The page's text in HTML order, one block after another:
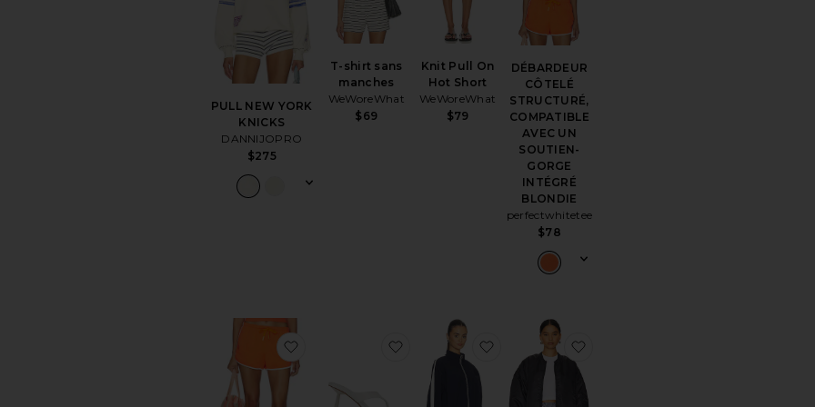
PULL NEW YORK
KNICKS
DANNIJOPRO
$275
T-shirt sans
manches
WeWoreWhat
$69
Knit Pull On
Hot Short
WeWoreWhat
$79
DÉBARDEUR
CÔTELÉ
STRUCTURÉ,
COMPATIBLE
AVEC UN
SOUTIEN-
GORGE
INTÉGRÉ
BLONDIE
perfectwhitetee
$78
ajouter aux préférésSHORT À GALON CONTRASTANT EN COTON LEO
ajouter aux préférésSANDALES ZAHO
ajouter aux préférésTeo Jacket